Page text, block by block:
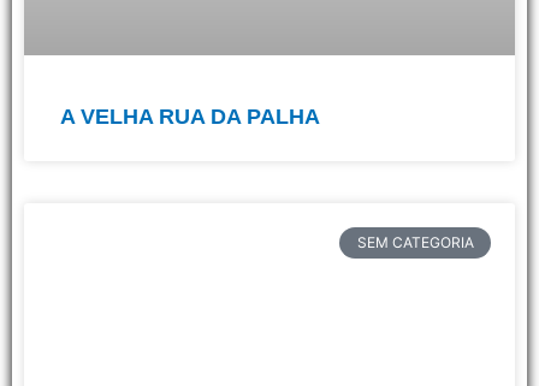
A VELHA RUA DA PALHA
SEM CATEGORIA